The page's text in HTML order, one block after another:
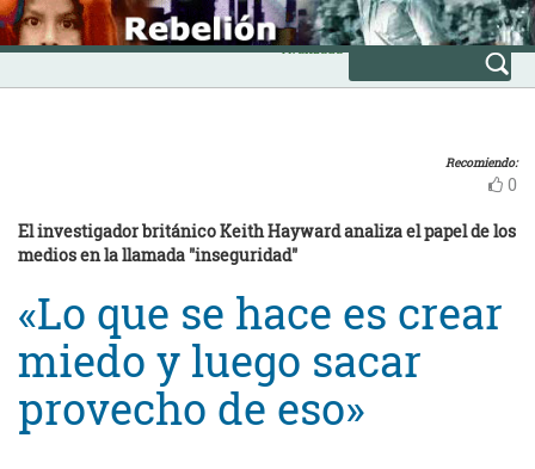
Skip
to
content
INICIO
Avanzada
Recomiendo:
0
El investigador británico Keith Hayward analiza el papel de los
medios en la llamada "inseguridad"
«Lo que se hace es crear
miedo y luego sacar
provecho de eso»